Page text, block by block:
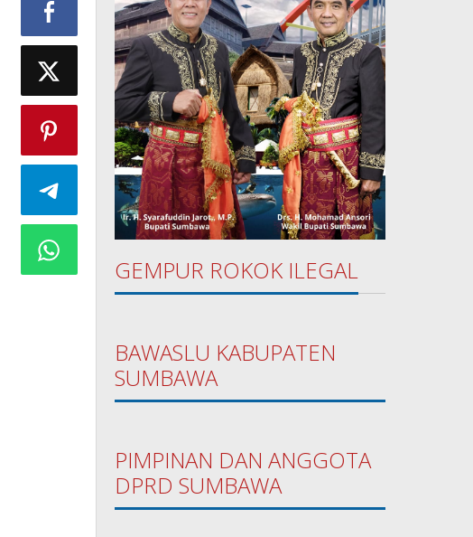
GEMPUR ROKOK ILEGAL
BAWASLU KABUPATEN
SUMBAWA
PIMPINAN DAN ANGGOTA
DPRD SUMBAWA